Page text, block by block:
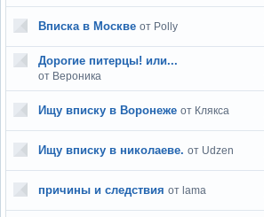
Вписка в Москве от Polly
Дорогие питерцы! или...
от Вероника
Ищу вписку в Воронеже от Клякса
Ищу вписку в николаеве. от Udzen
причины и следствия от lama